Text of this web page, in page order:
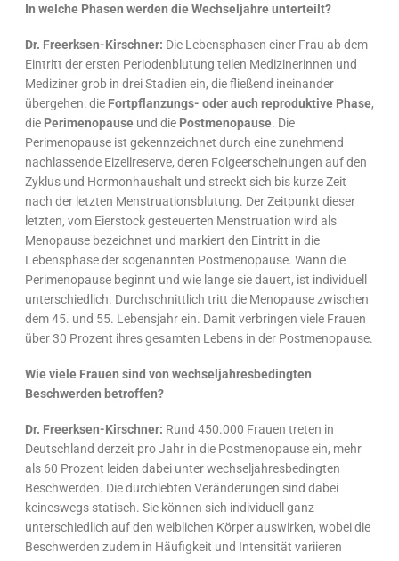
In welche Phasen werden die Wechseljahre unterteilt?
Dr. Freerksen-Kirschner: Die Lebensphasen einer Frau ab dem
Eintritt der ersten Periodenblutung teilen Medizinerinnen und
Mediziner grob in drei Stadien ein, die fließend ineinander
übergehen: die Fortpflanzungs- oder auch reproduktive Phase,
die Perimenopause und die Postmenopause. Die
Perimenopause ist gekennzeichnet durch eine zunehmend
nachlassende Eizellreserve, deren Folgeerscheinungen auf den
Zyklus und Hormonhaushalt und streckt sich bis kurze Zeit
nach der letzten Menstruationsblutung. Der Zeitpunkt dieser
letzten, vom Eierstock gesteuerten Menstruation wird als
Menopause bezeichnet und markiert den Eintritt in die
Lebensphase der sogenannten Postmenopause. Wann die
Perimenopause beginnt und wie lange sie dauert, ist individuell
unterschiedlich. Durchschnittlich tritt die Menopause zwischen
dem 45. und 55. Lebensjahr ein. Damit verbringen viele Frauen
über 30 Prozent ihres gesamten Lebens in der Postmenopause.
Wie viele Frauen sind von wechseljahresbedingten
Beschwerden betroffen?
Dr. Freerksen-Kirschner: Rund 450.000 Frauen treten in
Deutschland derzeit pro Jahr in die Postmenopause ein, mehr
als 60 Prozent leiden dabei unter wechseljahresbedingten
Beschwerden. Die durchlebten Veränderungen sind dabei
keineswegs statisch. Sie können sich individuell ganz
unterschiedlich auf den weiblichen Körper auswirken, wobei die
Beschwerden zudem in Häufigkeit und Intensität variieren